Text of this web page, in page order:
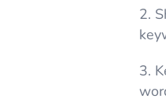
2.
3.